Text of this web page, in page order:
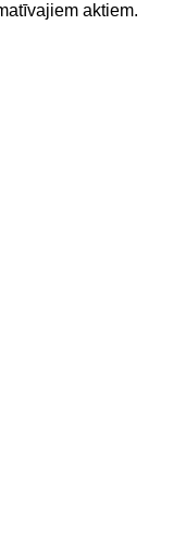
aktiem.